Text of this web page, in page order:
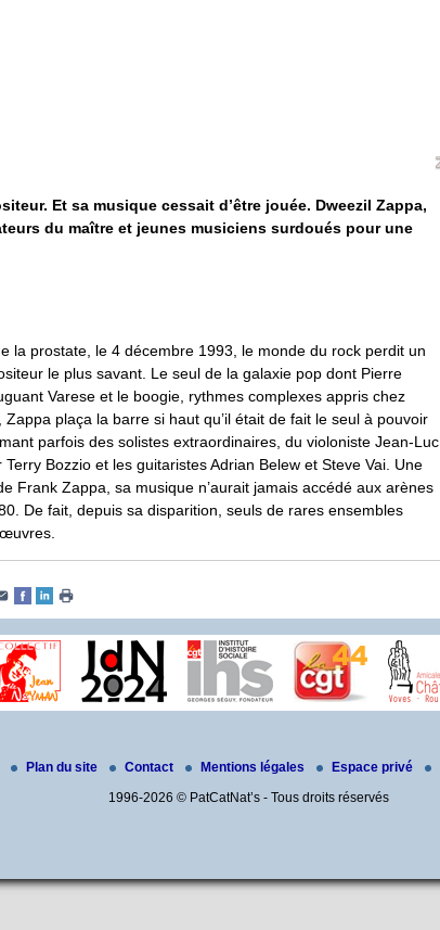
Et sa musique cessait d’être jouée. Dweezil Zappa,
du maître et jeunes musiciens surdoués pour une
la prostate, le 4 décembre 1993, le monde du rock perdit un
le plus savant. Le seul de la galaxie pop dont Pierre
Varese et le boogie, rythmes complexes appris chez
plaça la barre si haut qu’il était de fait le seul à pouvoir
parfois des solistes extraordinaires, du violoniste Jean-Luc
Bozzio et les guitaristes Adrian Belew et Steve Vai. Une
Frank Zappa, sa musique n’aurait jamais accédé aux arènes
De fait, depuis sa disparition, seuls de rares ensembles
Plan du site Contact Mentions légales
Espace privé
1996-2026 © PatCatNat’s - Tous droits réservés